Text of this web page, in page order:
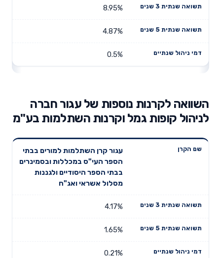
8.95%
4.87%
0.5%
השוואה לקרנות נוספות של עגור חברה
לניהול קופות גמל וקרנות השתלמות בע"מ
שנתית 3
תשואה
שנתית 5
שנים
דמי ניהול
שנתיים
עגור קרן השתלמות למורים בבתי
הספר העי"ס במכללות ובסמינרים
בבתי הספר היסודיים ולגננות
מסלול אשראי ואג"ח
4.17%
1.65%
0.21%